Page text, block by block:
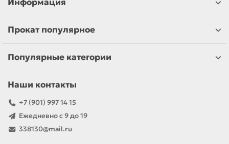
Информация
Прокат популярное
Популярные категории
Наши контакты
+7 (901) 997 14 15
Ежедневно с 9 до 19
338130@mail.ru